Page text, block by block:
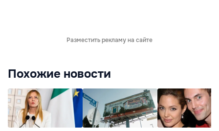
Разместить рекламу на сайте
Похожие новости